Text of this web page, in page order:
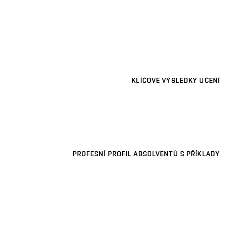
KLÍČOVÉ VÝSLEDKY UČENÍ
PROFESNÍ PROFIL ABSOLVENTŮ S PŘÍKLADY